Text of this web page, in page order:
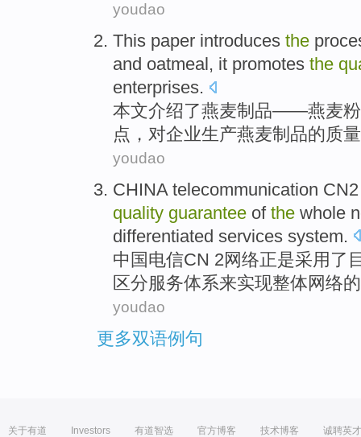
youdao
This paper introduces the
and oatmeal, it promotes the
enterprises.
本文介绍了燕麦制品——燕麦粉
点，对企业生产燕麦制品的 质量
youdao
CHINA telecommunication CN2
quality guarantee of the whole
differentiated services system.
中国电信CN 2网络正是采用 了
区分服务体系来实现整体网络
youdao
更多双语例句
关于有道 Investors 有道智选 官方博客 技术博客 诚聘英才